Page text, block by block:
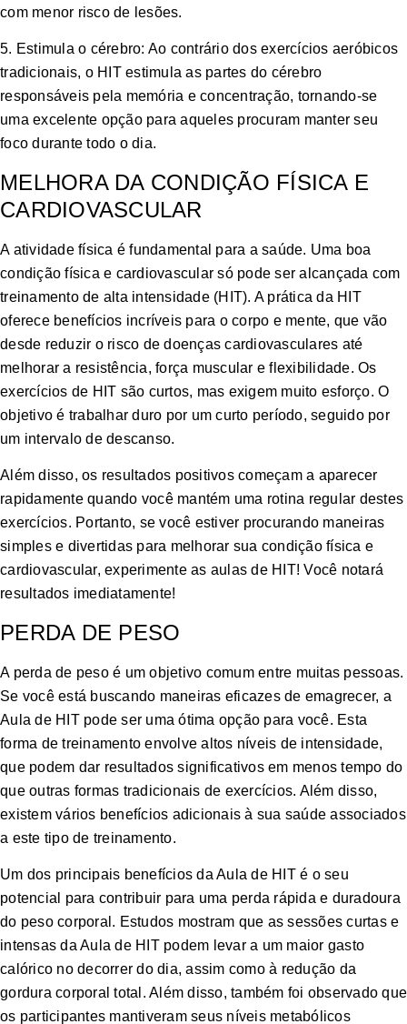
com menor risco de lesões.
5. Estimula o cérebro: Ao contrário dos exercícios aeróbicos
tradicionais, o HIT estimula as partes do cérebro
responsáveis ​​pela memória e concentração, tornando-se
uma excelente opção para aqueles procuram manter seu
foco durante todo o dia.
MELHORA DA CONDIÇÃO FÍSICA E
CARDIOVASCULAR
A atividade física é fundamental para a saúde. Uma boa
condição física e cardiovascular só pode ser alcançada com
treinamento de alta intensidade (HIT). A prática da HIT
oferece benefícios incríveis para o corpo e mente, que vão
desde reduzir o risco de doenças cardiovasculares até
melhorar a resistência, força muscular e flexibilidade. Os
exercícios de HIT são curtos, mas exigem muito esforço. O
objetivo é trabalhar duro por um curto período, seguido por
um intervalo de descanso.
Além disso, os resultados positivos começam a aparecer
rapidamente quando você mantém uma rotina regular destes
exercícios. Portanto, se você estiver procurando maneiras
simples e divertidas para melhorar sua condição física e
cardiovascular, experimente as aulas de HIT! Você notará
resultados imediatamente!
PERDA DE PESO
A perda de peso é um objetivo comum entre muitas pessoas.
Se você está buscando maneiras eficazes de emagrecer, a
Aula de HIT pode ser uma ótima opção para você. Esta
forma de treinamento envolve altos níveis de intensidade,
que podem dar resultados significativos em menos tempo do
que outras formas tradicionais de exercícios. Além disso,
existem vários benefícios adicionais à sua saúde associados
a este tipo de treinamento.
Um dos principais benefícios da Aula de HIT é o seu
potencial para contribuir para uma perda rápida e duradoura
do peso corporal. Estudos mostram que as sessões curtas e
intensas da Aula de HIT podem levar a um maior gasto
calórico no decorrer do dia, assim como à redução da
gordura corporal total. Além disso, também foi observado que
os participantes mantiveram seus níveis metabólicos